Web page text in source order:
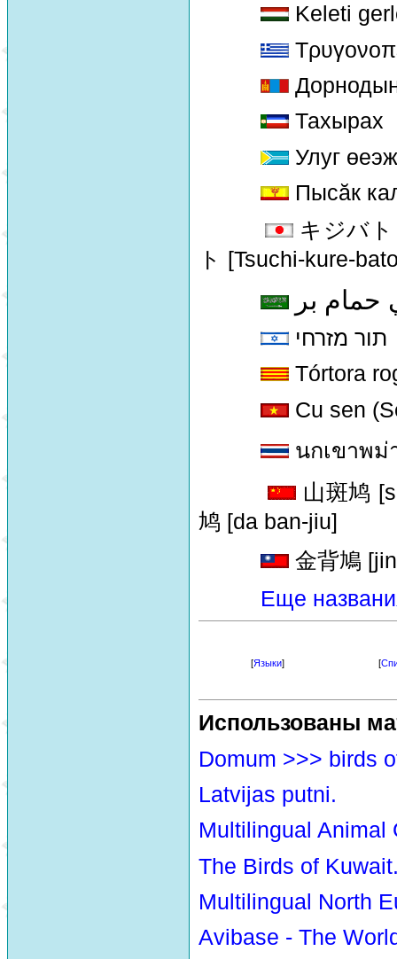
Keleti
Тахырах
Улуг
Пысăк
キジバト
ト [Tsuchi-kure-
حمام بر
תור מזרחי
Tórtora
Cu sen
นกเขาพม่
山斑鸠
鸠 [da ban-jiu]
金背鳩
Еще
[Языки] [
Использованы
Domum >>> birds
Latvijas putni.
Multilingual Animal
The Birds of
Multilingual North
Avibase - The